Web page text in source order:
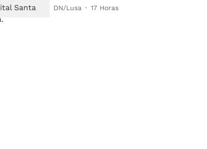
DN/Lusa 17 Horas